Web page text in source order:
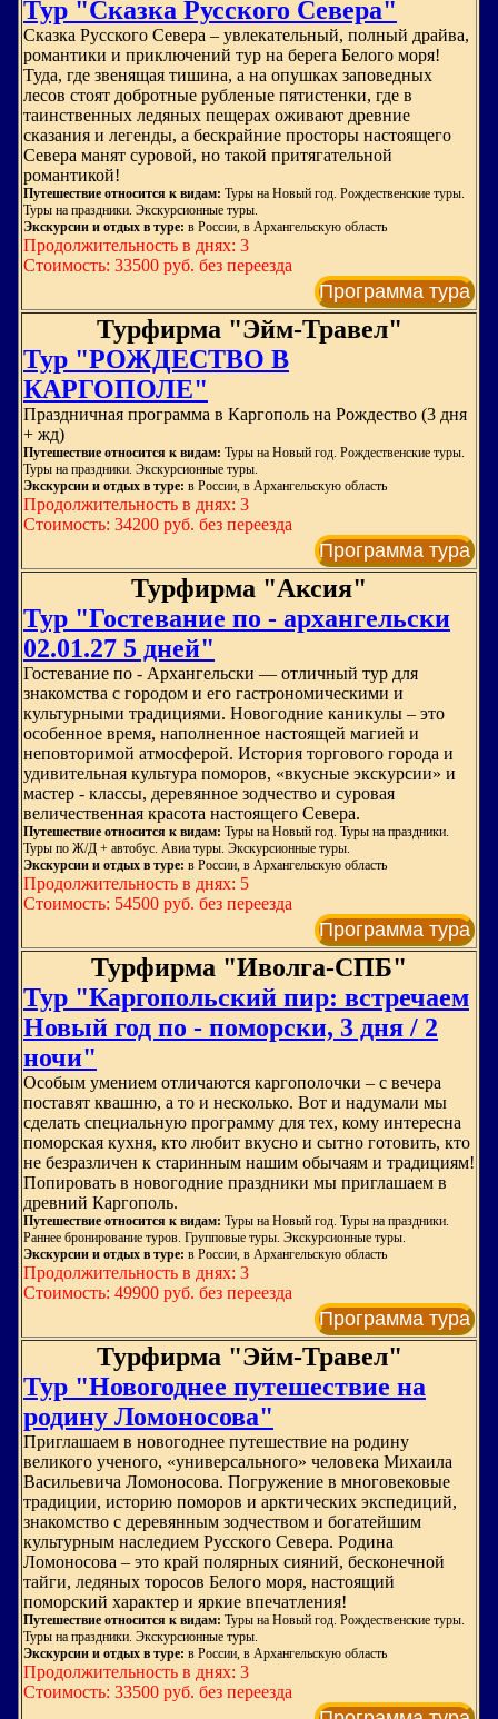
Тур "Сказка Русского Севера"
Сказка Русского Севера – увлекательный, полный драйва,
романтики и приключений тур на берега Белого моря!
Туда, где звенящая тишина, а на опушках заповедных
лесов стоят добротные рубленые пятистенки, где в
таинственных ледяных пещерах оживают древние
сказания и легенды, а бескрайние просторы настоящего
Севера манят суровой, но такой притягательной
романтикой!
Путешествие относится к видам: Туры на Новый год. Рождественские туры.
Туры на праздники. Экскурсионные туры.
Экскурсии и отдых в туре: в России, в Архангельскую область
Продолжительность в днях: 3
Стоимость: 33500 руб. без переезда
Программа тура
Турфирма "Эйм-Травел"
Тур "РОЖДЕСТВО В
КАРГОПОЛЕ"
Праздничная программа в Каргополь на Рождество (3 дня
+ жд)
Путешествие относится к видам: Туры на Новый год. Рождественские туры.
Туры на праздники. Экскурсионные туры.
Экскурсии и отдых в туре: в России, в Архангельскую область
Продолжительность в днях: 3
Стоимость: 34200 руб. без переезда
Программа тура
Турфирма "Аксия"
Тур "Гостевание по - архангельски
02.01.27 5 дней"
Гостевание по - Архангельски — отличный тур для
знакомства с городом и его гастрономическими и
культурными традициями. Новогодние каникулы – это
особенное время, наполненное настоящей магией и
неповторимой атмосферой. История торгового города и
удивительная культура поморов, «вкусные экскурсии» и
мастер - классы, деревянное зодчество и суровая
величественная красота настоящего Севера.
Путешествие относится к видам: Туры на Новый год. Туры на праздники.
Туры по Ж/Д + автобус. Авиа туры. Экскурсионные туры.
Экскурсии и отдых в туре: в России, в Архангельскую область
Продолжительность в днях: 5
Стоимость: 54500 руб. без переезда
Программа тура
Турфирма "Иволга-СПБ"
Тур "Каргопольский пир: встречаем
Новый год по - поморски, 3 дня / 2
ночи"
Особым умением отличаются каргополочки – с вечера
поставят квашню, а то и несколько. Вот и надумали мы
сделать специальную программу для тех, кому интересна
поморская кухня, кто любит вкусно и сытно готовить, кто
не безразличен к старинным нашим обычаям и традициям!
Попировать в новогодние праздники мы приглашаем в
древний Каргополь.
Путешествие относится к видам: Туры на Новый год. Туры на праздники.
Раннее бронирование туров. Групповые туры. Экскурсионные туры.
Экскурсии и отдых в туре: в России, в Архангельскую область
Продолжительность в днях: 3
Стоимость: 49900 руб. без переезда
Программа тура
Турфирма "Эйм-Травел"
Тур "Новогоднее путешествие на
родину Ломоносова"
Приглашаем в новогоднее путешествие на родину
великого ученого, «универсального» человека Михаила
Васильевича Ломоносова. Погружение в многовековые
традиции, историю поморов и арктических экспедиций,
знакомство с деревянным зодчеством и богатейшим
культурным наследием Русского Севера. Родина
Ломоносова – это край полярных сияний, бесконечной
тайги, ледяных торосов Белого моря, настоящий
поморский характер и яркие впечатления!
Путешествие относится к видам: Туры на Новый год. Рождественские туры.
Туры на праздники. Экскурсионные туры.
Экскурсии и отдых в туре: в России, в Архангельскую область
Продолжительность в днях: 3
Стоимость: 33500 руб. без переезда